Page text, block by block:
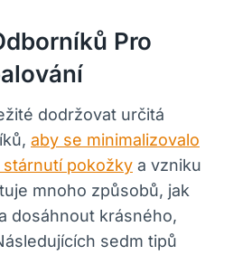
Pro
dodržovat určitá
aby se minimalizovalo
pokožky a vzniku
mnoho způsobů, jak
dosáhnout krásného,
sedm tipů